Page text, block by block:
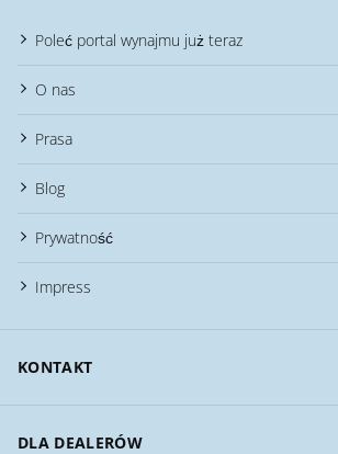
Poleć portal wynajmu już teraz
O nas
Prasa
Blog
Prywatność
Impress
KONTAKT
DLA DEALERÓW